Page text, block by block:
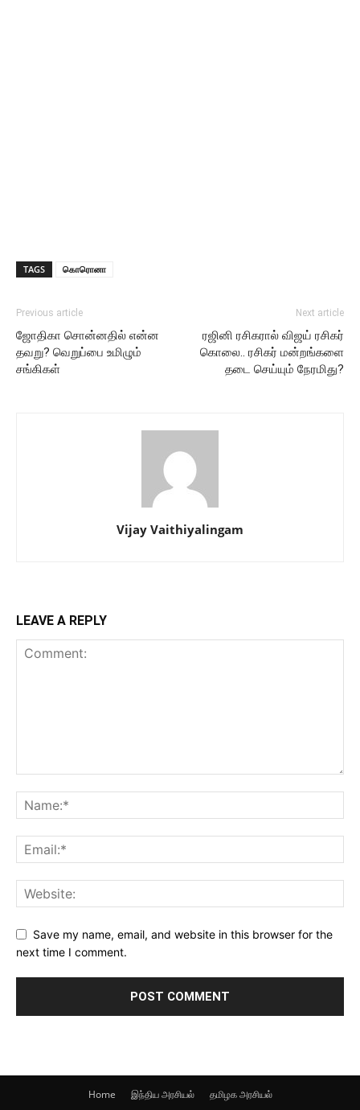
TAGS கொரொனா
Previous article
ஜோதிகா சொன்னதில் என்ன
தவறு? வெறுப்பை உமிழும்
சங்கிகள்
Next article
ரஜினி ரசிகரால் விஜய் ரசிகர்
கொலை.. ரசிகர் மன்றங்களை
தடை செய்யும் நேரமிது?
Vijay Vaithiyalingam
LEAVE A REPLY
Save my name, email, and website in this browser for the
next time I comment.
Home இந்திய அரசியல் தமிழக அரசியல்